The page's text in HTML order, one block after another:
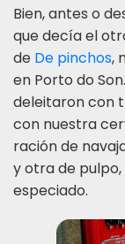
Bien, antes o
que decía el
de De pinchos,
en Porto do
deleitaron con
con nuestra
ración de
y otra de
especiado.